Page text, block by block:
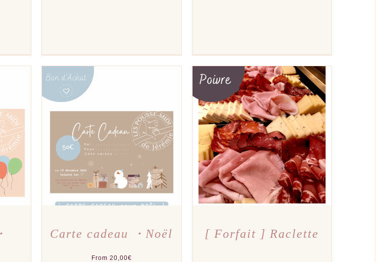
CHOIX DES OPTIONS
CE
PRODUIT
PLUSIEURS
VARIATIONS.
OPTIONS
PEUVENT
ÊTRE
SUR
PRODUIT
/ APERÇU
Carte cadeau ・Noël
From 20,00€
AJOUTER AU PANIER / APERÇU
[ Forfait ] Raclette